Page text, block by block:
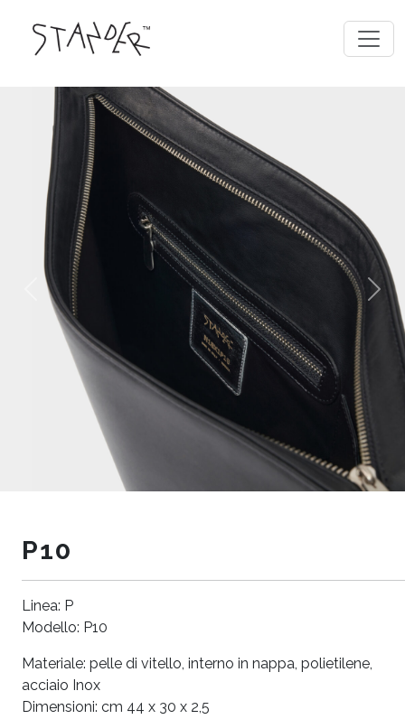
Previous Next
P10
Linea: P
Modello: P10
Materiale: pelle di vitello, interno in nappa, polietilene,
acciaio Inox
Dimensioni: cm 44 x 30 x 2,5